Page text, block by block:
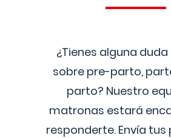
¿Tienes alguna
sobre pre-parto,
parto? Nuestro
matronas estará
responderte. Envía